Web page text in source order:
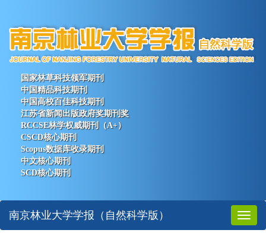
国家林草科技领军期刊
中国精品科技期刊
中国高校百佳科技期刊
江苏省新闻出版政府奖期刊奖
RCCSE林学权威期刊（A+）
CSCD核心期刊
Scopus数据库收录期刊
中文核心期刊
SCD核心期刊
Toggle
南京林业大学学报（自然科学版）